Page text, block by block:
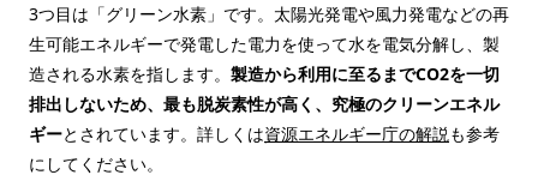
3つ目は「グリーン水素」です。太陽光発電や風力発電などの再
生可能エネルギーで発電した電力を使って水を電気分解し、製
造される水素を指します。 製造から利用に至るまでCO2を一切
排出しないため、最も脱炭素性が高く、究極のクリーンエネル
ギーとされています。詳しくは資源エネルギー庁の解説も参考
にしてください。